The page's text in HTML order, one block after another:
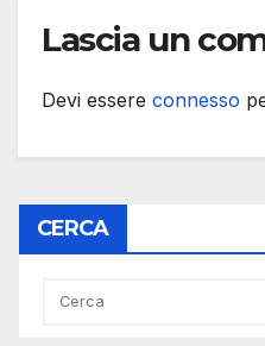
Lascia un
Devi essere connesso
CERCA